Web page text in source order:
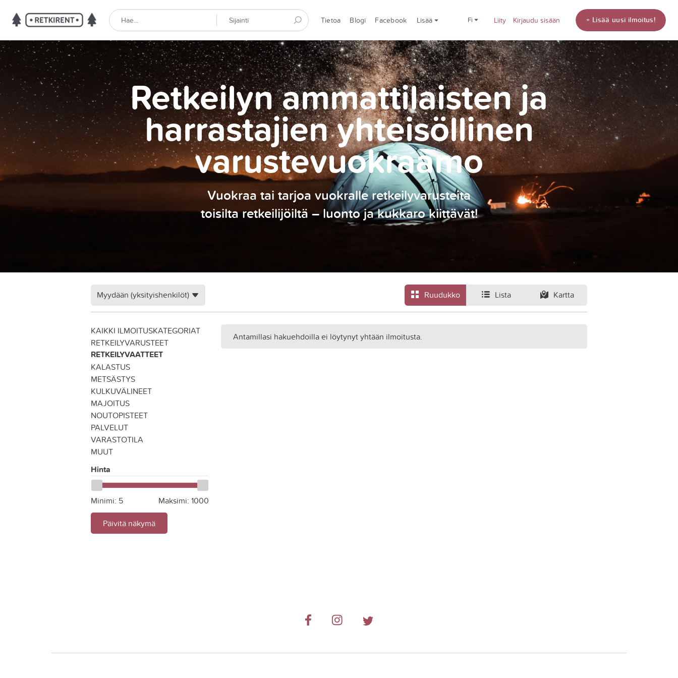
Tietoa Blogi Facebook Lisää fi Liity Kirjaudu sisään + Lisää uusi ilmoitus!
Retkeilyn ammattilaisten ja
harrastajien yhteisöllinen
varustevuokraamo
Vuokraa tai tarjoa vuokralle retkeilyvarusteita
toisilta retkeilijöiltä – luonto ja kukkaro kiittävät!
Ruudukko Lista Kartta
Myydään (yksityishenkilöt)
KAIKKI ILMOITUSKATEGORIAT
RETKEILYVARUSTEET
RETKEILYVAATTEET
KALASTUS
METSÄSTYS
KULKUVÄLINEET
MAJOITUS
NOUTOPISTEET
PALVELUT
VARASTOTILA
MUUT
Hinta
Minimi: 5 Maksimi: 1000
Päivitä näkymä
Antamillasi hakuehdoilla ei löytynyt yhtään ilmoitusta.